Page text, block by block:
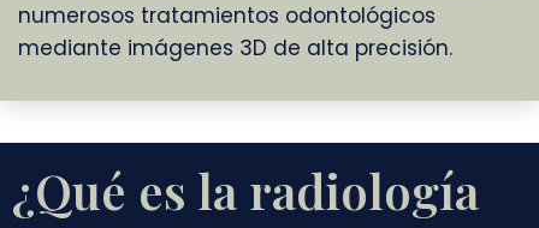
numerosos tratamientos odontológicos
mediante imágenes 3D de alta precisión.
¿Qué es la radiología